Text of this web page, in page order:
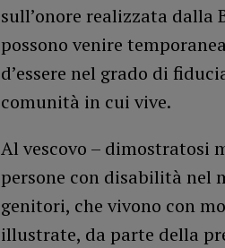
sull’onore realizzata dalla
possono venire
d’essere nel grado di
comunità in cui vive.
Al vescovo – dimostratosi
persone con disabilità nel
genitori, che vivono con
illustrate, da parte della